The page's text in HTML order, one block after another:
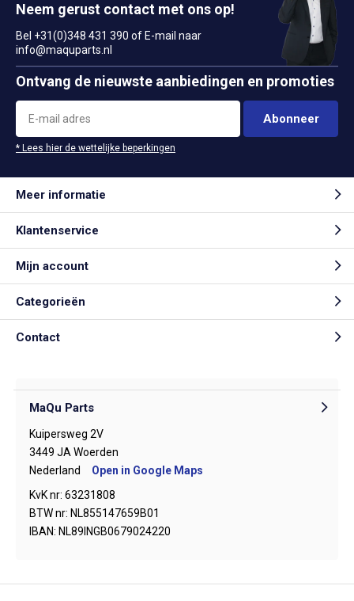
Neem gerust contact met ons op!
Bel +31(0)348 431 390 of E-mail naar
info@maquparts.nl
Ontvang de nieuwste aanbiedingen en promoties
Abonneer
* Lees hier de wettelijke beperkingen
Meer informatie
Klantenservice
Mijn account
Categorieën
Contact
MaQu Parts
Kuipersweg 2V
3449 JA Woerden
Nederland
Open in Google Maps
KvK nr: 63231808
BTW nr: NL855147659B01
IBAN: NL89INGB0679024220